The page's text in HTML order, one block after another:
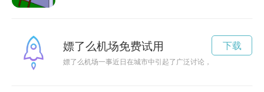
嫖了么机场免费试用
嫖了么机场一事近日在城市中引起了广泛讨论，涉事人员被警
下载